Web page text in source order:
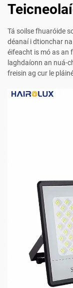
Tá soilse fhuaróide
déanaí i dtionchar
éifeacht is mó as an
laghdaíonn an nuá-
freisin ag cur le